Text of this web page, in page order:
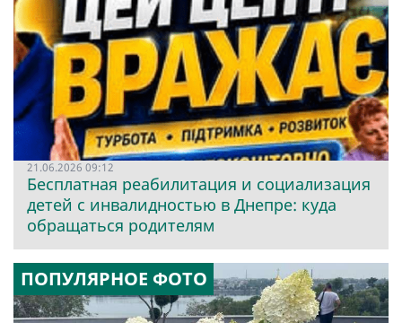
21.06.2026 09:12
Бесплатная реабилитация и социализация
детей с инвалидностью в Днепре: куда
обращаться родителям
ПОПУЛЯРНОЕ ФОТО